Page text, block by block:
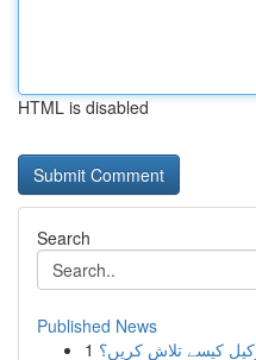
HTML is disabled
Search
Published News
1 کیسے تلاش کریں؟